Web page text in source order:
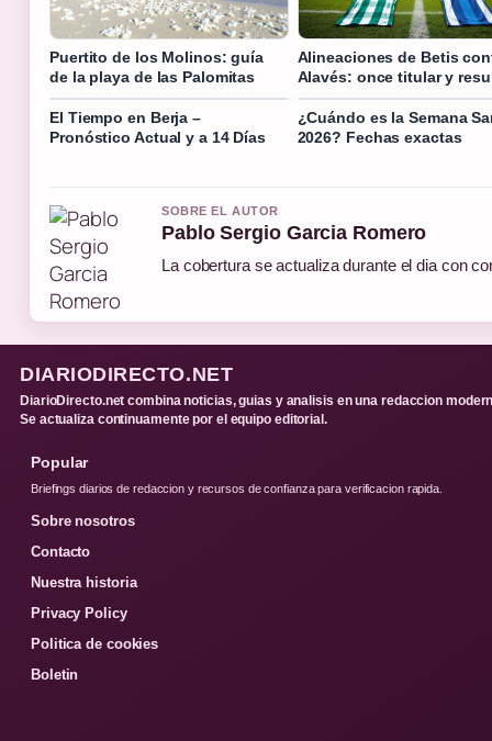
Puertito de los Molinos: guía
de la playa de las Palomitas
Alineaciones de Betis
Alavés: once titular y
El Tiempo en Berja –
Pronóstico Actual y a 14 Días
¿Cuándo es la Semana
2026? Fechas exactas
SOBRE EL AUTOR
Pablo Sergio Garcia Romero
La cobertura se actualiza durante el dia con
DIARIODIRECTO.NET
DiarioDirecto.net combina noticias, guias y analisis en una redaccion
Se actualiza continuamente por el equipo editorial.
Popular
Briefings diarios de redaccion y recursos de confianza para verificacion rapida.
Sobre nosotros
Contacto
Nuestra historia
Privacy Policy
Politica de cookies
Boletin